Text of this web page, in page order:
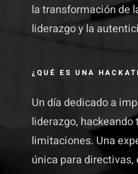
la transformación de
liderazgo y la
¿QUÉ ES UNA
Un día dedicado a
liderazgo, hackeando
limitaciones. Una
única para directivas,